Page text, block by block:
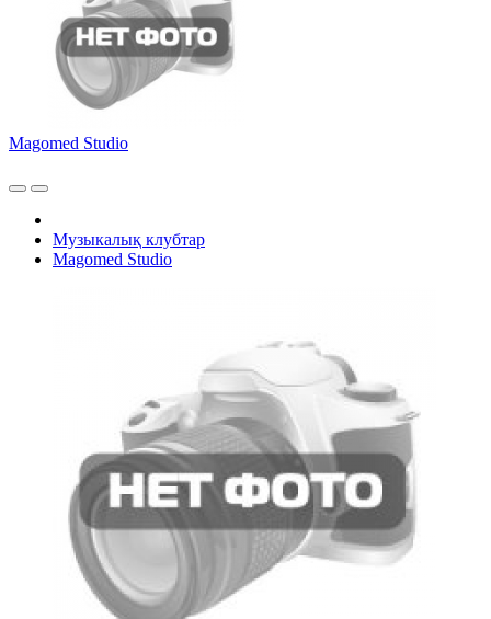
Magomed Studio
Музыкалық клубтар
Magomed Studio